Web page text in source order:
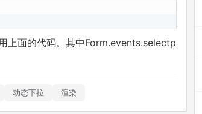
上面的代码。其中Form.events.selectp
动态下拉 渲染